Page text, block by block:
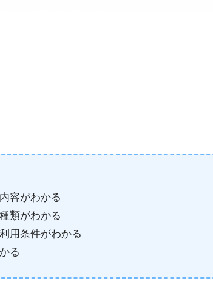
容がわかる
類がわかる
用条件がわかる
る